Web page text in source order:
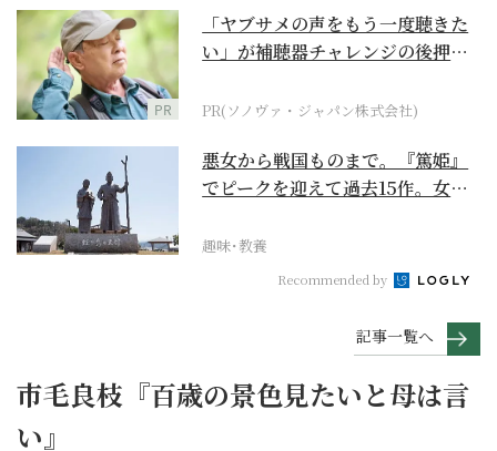
PR
「ヤブサメの声をもう一度聴きた
い」が補聴器チャレンジの後押し
PR(ソノヴァ・ジャパン株式会社)
悪女から戦国ものまで。『篤姫』
でピークを迎えて過去15作。女性
趣味･教養
Recommended by
記事一覧へ
市毛良枝『百歳の景色見たいと母は言
い』